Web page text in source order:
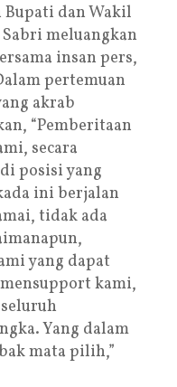
Bupati dan Wakil
meluangkan
insan pers,
pertemuan
akrab
“Pemberitaan
secara
posisi yang
ini berjalan
tidak ada
yang dapat
kami,
Yang dalam
mata pilih,”